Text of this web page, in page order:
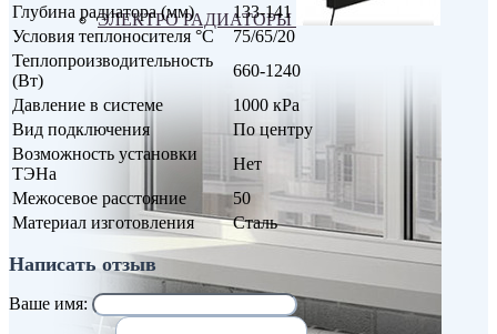
ЭЛЕКТРО РАДИАТОРЫ
Глубина радиатора (мм)
133-141
Условия теплоносителя °С
75/65/20
Теплопроизводительность
(Вт)
660-1240
Давление в системе
1000 кРа
Вид подключения
По центру
Возможность установки
ТЭНа
Нет
Межосевое расстояние
50
Материал изготовления
Сталь
Написать отзыв
Ваше имя: